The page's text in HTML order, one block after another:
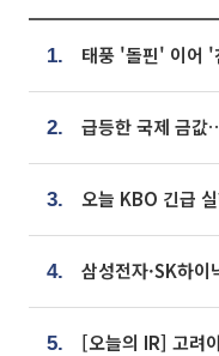
1.
2. 급등한 국제 금값
3. 오늘 KBO 긴급
4. 삼성전자·SK하
5. [오늘의 IR] 고려